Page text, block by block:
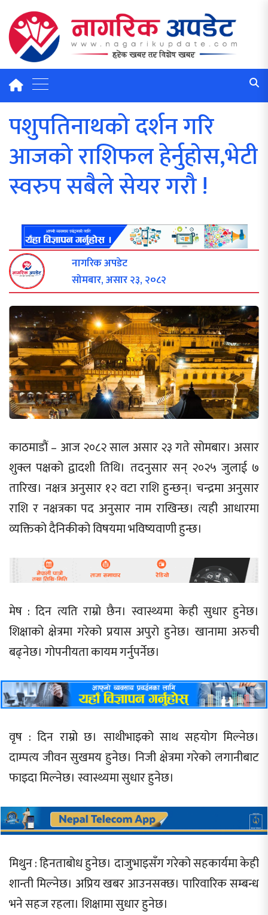
पशुपतिनाथको दर्शन गरि
आजको राशिफल हेर्नुहोस,भेटी
स्वरुप सबैले सेयर गरौ !
नागरिक अपडेट
सोमबार, असार २३, २०८२
काठमाडौं – आज २०८२ साल असार २३ गते सोमबार। असार
शुक्ल पक्षको द्वादशी तिथि। तदनुसार सन् २०२५ जुलाई ७
तारिख। नक्षत्र अनुसार १२ वटा राशि हुन्छन्। चन्द्रमा अनुसार
राशि र नक्षत्रका पद अनुसार नाम राखिन्छ। त्यही आधारमा
व्यक्तिको दैनिकीको विषयमा भविष्यवाणी हुन्छ।
मेष : दिन त्यति राम्रो छैन। स्वास्थ्यमा केही सुधार हुनेछ।
शिक्षाको क्षेत्रमा गरेको प्रयास अपुरो हुनेछ। खानामा अरुची
बढ्नेछ। गोपनीयता कायम गर्नुपर्नेछ।
वृष : दिन राम्रो छ। साथीभाइको साथ सहयोग मिल्नेछ।
दाम्पत्य जीवन सुखमय हुनेछ। निजी क्षेत्रमा गरेको लगानीबाट
फाइदा मिल्नेछ। स्वास्थ्यमा सुधार हुनेछ।
मिथुन : हिनताबोध हुनेछ। दाजुभाइसँग गरेको सहकार्यमा केही
शान्ती मिल्नेछ। अप्रिय खबर आउनसक्छ। पारिवारिक सम्बन्ध
भने सहज रहला। शिक्षामा सुधार हुनेछ।